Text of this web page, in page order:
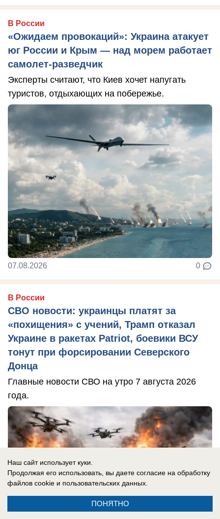
В России
«Ожидаем провокаций»: Украина атакует
юг России и Крым — над морем работает
самолет-разведчик
Эксперты считают, что Киев хочет напугать
туристов, отдыхающих на побережье.
07.08.2026 0
В России
СВО новости: украинцы платят за
«похищения» с учений, Трамп отказал
Украине в ракетах Patriot, боевики ВСУ
тонут при форсировании Северского
Донца
Главные новости СВО на утро 7 августа 2026
года.
Наш сайт использует куки.
Продолжая его использовать, вы даете согласие на обработку
файлов cookie и пользовательских данных.
ПОНЯТНО